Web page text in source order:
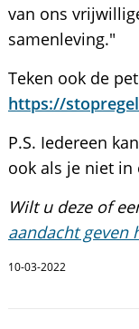
van ons
samenleving."
Teken ook de
https://
P.S. Iedereen
ook als je niet in
Wilt u deze of
aandacht geven
10-03-2022